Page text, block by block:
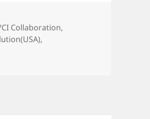
Collaboration,
,